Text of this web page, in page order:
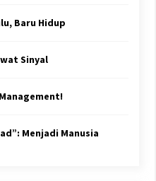
Baru Hidup
Sinyal
Menjadi Manusia